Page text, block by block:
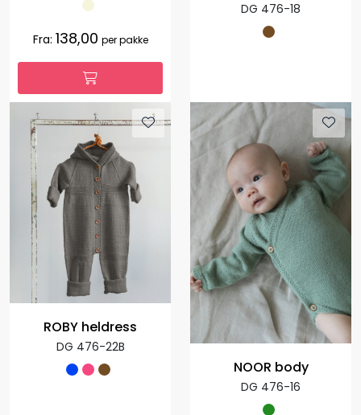
Fra: 138,00 per pakke
DG 476-18
ROBY heldress
DG 476-22B
NOOR body
DG 476-16